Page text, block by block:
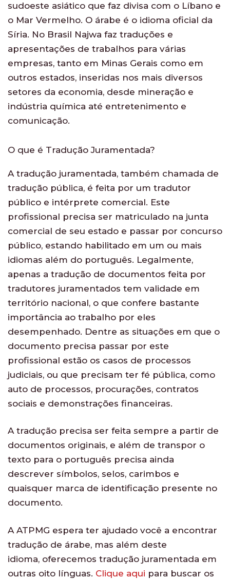
sudoeste asiático que faz divisa com o Líbano e
o Mar Vermelho. O árabe é o idioma oficial da
Síria. No Brasil Najwa faz traduções e
apresentações de trabalhos para várias
empresas, tanto em Minas Gerais como em
outros estados, inseridas nos mais diversos
setores da economia, desde mineração e
indústria química até entretenimento e
comunicação.
O que é Tradução Juramentada?
A tradução juramentada, também chamada de
tradução pública, é feita por um tradutor
público e intérprete comercial. Este
profissional precisa ser matriculado na junta
comercial de seu estado e passar por concurso
público, estando habilitado em um ou mais
idiomas além do português. Legalmente,
apenas a tradução de documentos feita por
tradutores juramentados tem validade em
território nacional, o que confere bastante
importância ao trabalho por eles
desempenhado. Dentre as situações em que o
documento precisa passar por este
profissional estão os casos de processos
judiciais, ou que precisam ter fé pública, como
auto de processos, procurações, contratos
sociais e demonstrações financeiras.
A tradução precisa ser feita sempre a partir de
documentos originais, e além de transpor o
texto para o português precisa ainda
descrever símbolos, selos, carimbos e
quaisquer marca de identificação presente no
documento.
A ATPMG espera ter ajudado você a encontrar
tradução de árabe, mas além deste
idioma, oferecemos tradução juramentada em
outras oito línguas. Clique aqui para buscar os